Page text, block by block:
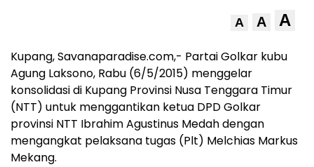
A A A
Kupang, Savanaparadise.com,- Partai Golkar kubu
Agung Laksono, Rabu (6/5/2015) menggelar
konsolidasi di Kupang Provinsi Nusa Tenggara Timur
(NTT) untuk menggantikan ketua DPD Golkar
provinsi NTT Ibrahim Agustinus Medah dengan
mengangkat pelaksana tugas (Plt) Melchias Markus
Mekang.